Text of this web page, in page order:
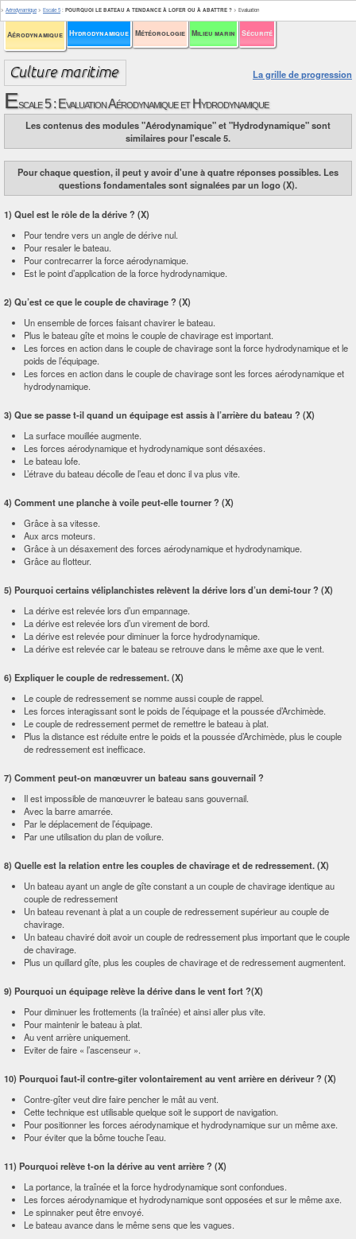
Aérodynamique Hydrodynamique Météorologie Milieu marin Sécurité
> Aérodynamique > Escale 5 : POURQUOI LE BATEAU A TENDANCE À LOFER OU À ABATTRE ? > Evaluation
La grille de progression
Escale 5 : Evaluation Aérodynamique et Hydrodynamique
Les contenus des modules "Aérodynamique" et "Hydrodynamique" sont
similaires pour l'escale 5.
Pour chaque question, il peut y avoir d'une à quatre réponses possibles. Les
questions fondamentales sont signalées par un logo (X).
1) Quel est le rôle de la dérive ? (X)
Pour tendre vers un angle de dérive nul.
Pour resaler le bateau.
Pour contrecarrer la force aérodynamique.
Est le point d’application de la force hydrodynamique.
2) Qu’est ce que le couple de chavirage ? (X)
Un ensemble de forces faisant chavirer le bateau.
Plus le bateau gîte et moins le couple de chavirage est important.
Les forces en action dans le couple de chavirage sont la force hydrodynamique et le
poids de l’équipage.
Les forces en action dans le couple de chavirage sont les forces aérodynamique et
hydrodynamique.
3) Que se passe t-il quand un équipage est assis à l’arrière du bateau ? (X)
La surface mouillée augmente.
Les forces aérodynamique et hydrodynamique sont désaxées.
Le bateau lofe.
L’étrave du bateau décolle de l’eau et donc il va plus vite.
4) Comment une planche à voile peut-elle tourner ? (X)
Grâce à sa vitesse.
Aux arcs moteurs.
Grâce à un désaxement des forces aérodynamique et hydrodynamique.
Grâce au flotteur.
5) Pourquoi certains véliplanchistes relèvent la dérive lors d’un demi-tour ? (X)
La dérive est relevée lors d’un empannage.
La dérive est relevée lors d’un virement de bord.
La dérive est relevée pour diminuer la force hydrodynamique.
La dérive est relevée car le bateau se retrouve dans le même axe que le vent.
6) Expliquer le couple de redressement. (X)
Le couple de redressement se nomme aussi couple de rappel.
Les forces interagissant sont le poids de l’équipage et la poussée d’Archimède.
Le couple de redressement permet de remettre le bateau à plat.
Plus la distance est réduite entre le poids et la poussée d’Archimède, plus le couple
de redressement est inefficace.
7) Comment peut-on manœuvrer un bateau sans gouvernail ?
Il est impossible de manœuvrer le bateau sans gouvernail.
Avec la barre amarrée.
Par le déplacement de l’équipage.
Par une utilisation du plan de voilure.
8) Quelle est la relation entre les couples de chavirage et de redressement. (X)
Un bateau ayant un angle de gîte constant a un couple de chavirage identique au
couple de redressement
Un bateau revenant à plat a un couple de redressement supérieur au couple de
chavirage.
Un bateau chaviré doit avoir un couple de redressement plus important que le couple
de chavirage.
Plus un quillard gîte, plus les couples de chavirage et de redressement augmentent.
9) Pourquoi un équipage relève la dérive dans le vent fort ?(X)
Pour diminuer les frottements (la traînée) et ainsi aller plus vite.
Pour maintenir le bateau à plat.
Au vent arrière uniquement.
Eviter de faire « l’ascenseur ».
10) Pourquoi faut-il contre-gîter volontairement au vent arrière en dériveur ? (X)
Contre-gîter veut dire faire pencher le mât au vent.
Cette technique est utilisable quelque soit le support de navigation.
Pour positionner les forces aérodynamique et hydrodynamique sur un même axe.
Pour éviter que la bôme touche l’eau.
11) Pourquoi relève t-on la dérive au vent arrière ? (X)
La portance, la traînée et la force hydrodynamique sont confondues.
Les forces aérodynamique et hydrodynamique sont opposées et sur le même axe.
Le spinnaker peut être envoyé.
Le bateau avance dans le même sens que les vagues.